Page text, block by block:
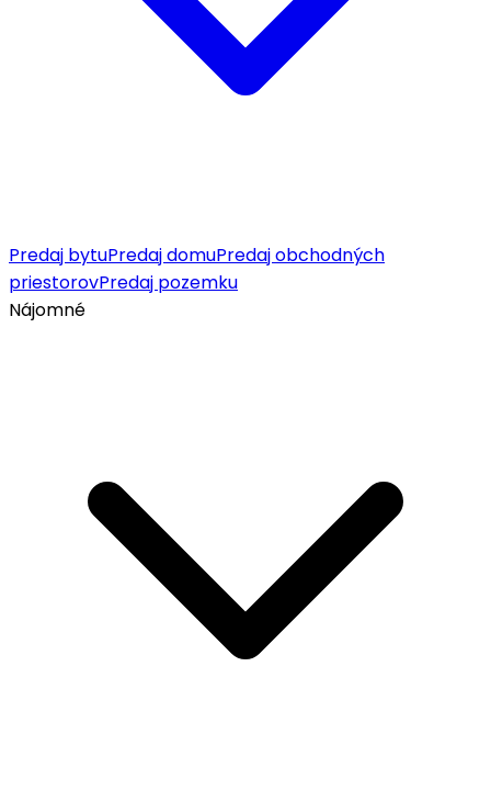
Predaj bytuPredaj domuPredaj obchodných
priestorovPredaj pozemku
Nájomné